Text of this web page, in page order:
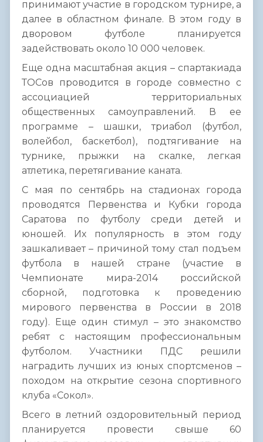
принимают участие в городском турнире, а
далее в областном финале. В этом году в
дворовом футболе планируется
задействовать около 10 000 человек.
Еще одна масштабная акция – спартакиада
ТОСов проводится в городе совместно с
ассоциацией территориальных
общественных самоуправлений. В ее
программе – шашки, триабол (футбол,
волейбол, баскетбол), подтягивание на
турнике, прыжки на скалке, легкая
атлетика, перетягивание каната.
С мая по сентябрь на стадионах города
проводятся Первенства и Кубки города
Саратова по футболу среди детей и
юношей. Их популярность в этом году
зашкаливает – причиной тому стал подъем
футбола в нашей стране (участие в
Чемпионате мира-2014 российской
сборной, подготовка к проведению
мирового первенства в России в 2018
году). Еще один стимул – это знакомство
ребят с настоящим профессиональным
футболом. Участники ПДС решили
наградить лучших из юных спортсменов –
походом на открытие сезона спортивного
клуба «Сокол».
Всего в летний оздоровительный период
планируется провести свыше 60